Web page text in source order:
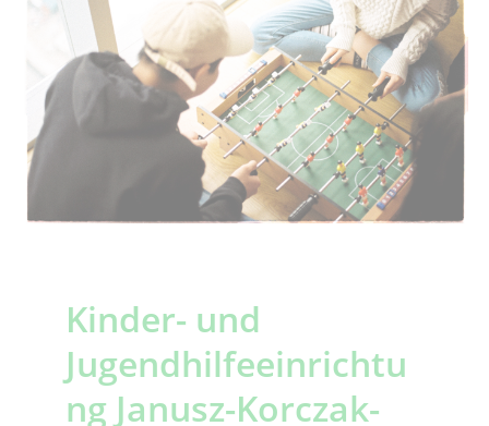
Kinder- und
Jugendhilfeeinrichtu
ng Janusz-Korczak-